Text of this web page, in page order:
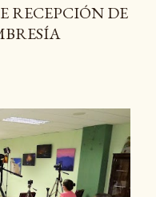
RECEPCIÓN DE